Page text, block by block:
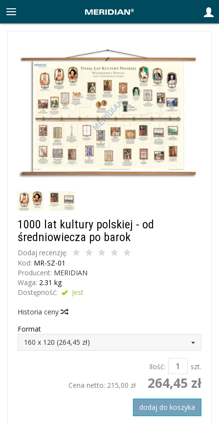
1000 lat kultury polskiej - od
średniowiecza po barok
Dodaj recenzję:
Kod: MR-SZ-01
Producent: MERIDIAN
Waga: 2.31 kg
Dostępność:
Jest
Historia ceny
Format
160 x 120 (264,45 zł)
Ilość:
szt.
Cena netto: 215,00 zł 264,45 zł
dodaj do koszyka